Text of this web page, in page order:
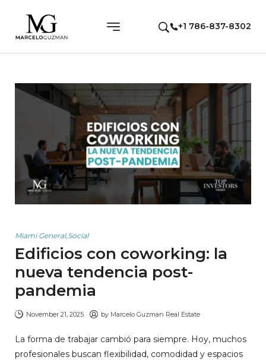
+1 786-837-8302
Miami General,Social
Edificios con coworking: la
nueva tendencia post-
pandemia
November 21, 2025 by Marcelo Guzman Real Estate
La forma de trabajar cambió para siempre. Hoy, muchos
profesionales buscan flexibilidad, comodidad y espacios